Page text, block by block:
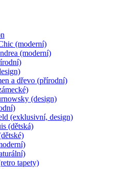
(moderní)
(moderní)
a dřevo (přírodní)
(design)
(exklusivní, design)
(dětská)
tapety)